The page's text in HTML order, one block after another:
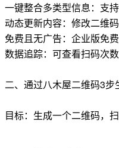
一键整合多类型信息：支
动态更新内容：修改二维
免费且无广告：企业版免
数据追踪：可查看扫码次
二、通过八木屋二维码3步
目标：生成一个二维码，扫